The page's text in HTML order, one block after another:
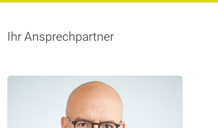
Ihr Ansprechpartner